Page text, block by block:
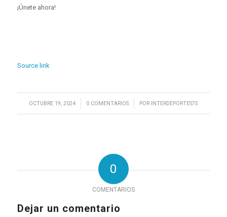
¡Únete ahora!
Source link
OCTUBRE 19, 2024
/ 0 COMENTARIOS
/ POR INTERDEPORTES75
0
COMENTARIOS
Dejar un comentario